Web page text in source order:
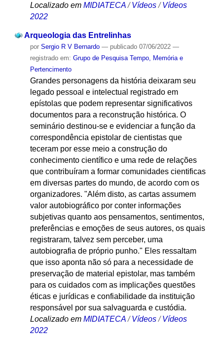
Localizado em MIDIATECA /Vídeos /Vídeos
2022
Arqueologia das Entrelinhas
por Sergio R V Bernardo — publicado07/06/2022 —
registrado em: Grupo de Pesquisa Tempo, Memória e
Pertencimento
Grandes personagens da história deixaram seu
legado pessoal e intelectual registrado em
epístolas que podem representar significativos
documentos para a reconstrução histórica. O
seminário destinou-se e evidenciar a função da
correspondência epistolar de cientistas que
teceram por esse meio a construção do
conhecimento científico e uma rede de relações
que contribuíram a formar comunidades cientificas
em diversas partes do mundo, de acordo com os
organizadores. "Além disto, as cartas assumem
valor autobiográfico por conter informações
subjetivas quanto aos pensamentos, sentimentos,
preferências e emoções de seus autores, os quais
registraram, talvez sem perceber, uma
autobiografia de próprio punho." Eles ressaltam
que isso aponta não só para a necessidade de
preservação de material epistolar, mas também
para os cuidados com as implicações questões
éticas e jurídicas e confiabilidade da instituição
responsável por sua salvaguarda e custódia.
Localizado em MIDIATECA /Vídeos /Vídeos
2022